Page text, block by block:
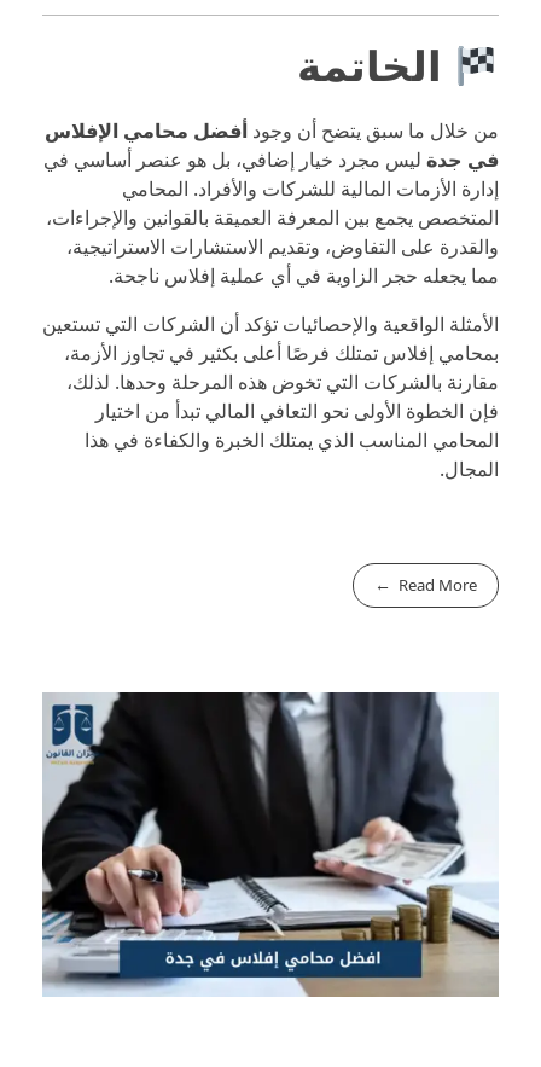
الخاتمة
من خلال ما سبق يتضح أن وجود أفضل محامي الإفلاس
في جدة ليس مجرد خيار إضافي، بل هو عنصر أساسي في
إدارة الأزمات المالية للشركات والأفراد. المحامي
المتخصص يجمع بين المعرفة العميقة بالقوانين والإجراءات،
والقدرة على التفاوض، وتقديم الاستشارات الاستراتيجية،
مما يجعله حجر الزاوية في أي عملية إفلاس ناجحة.
الأمثلة الواقعية والإحصائيات تؤكد أن الشركات التي تستعين
بمحامي إفلاس تمتلك فرصًا أعلى بكثير في تجاوز الأزمة،
مقارنة بالشركات التي تخوض هذه المرحلة وحدها. لذلك،
فإن الخطوة الأولى نحو التعافي المالي تبدأ من اختيار
المحامي المناسب الذي يمتلك الخبرة والكفاءة في هذا
المجال.
Read More